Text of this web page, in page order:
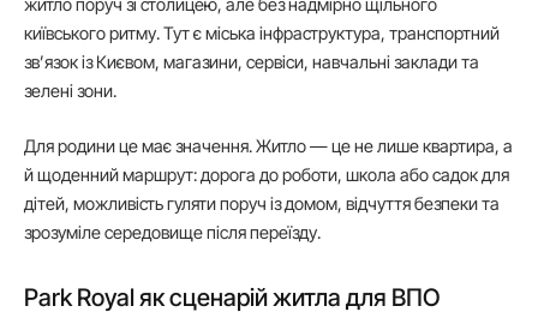
київського ритму. Тут є міська інфраструктура, транспортний
зв’язок із Києвом, магазини, сервіси, навчальні заклади та
зелені зони.
Для родини це має значення. Житло — це не лише квартира, а
й щоденний маршрут: дорога до роботи, школа або садок для
дітей, можливість гуляти поруч із домом, відчуття безпеки та
зрозуміле середовище після переїзду.
Park Royal як сценарій житла для ВПО